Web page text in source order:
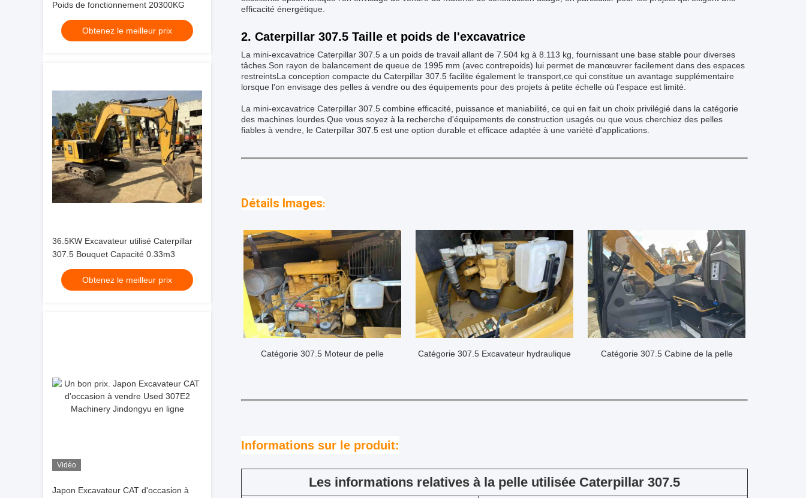
Poids de fonctionnement 20300KG
Obtenez le meilleur prix
36.5KW Excavateur utilisé Caterpillar
307.5 Bouquet Capacité 0.33m3
Obtenez le meilleur prix
Vidéo
Japon Excavateur CAT d'occasion à
efficacité énergétique.
2. Caterpillar 307.5 Taille et poids de l'excavatrice
La mini-excavatrice Caterpillar 307.5 a un poids de travail allant de 7.504 kg à 8.113 kg, fournissant une base stable pour diverses
tâches.Son rayon de balancement de queue de 1995 mm (avec contrepoids) lui permet de manœuvrer facilement dans des espaces
restreintsLa conception compacte du Caterpillar 307.5 facilite également le transport,ce qui constitue un avantage supplémentaire
lorsque l'on envisage des pelles à vendre ou des équipements pour des projets à petite échelle où l'espace est limité.
La mini-excavatrice Caterpillar 307.5 combine efficacité, puissance et maniabilité, ce qui en fait un choix privilégié dans la catégorie
des machines lourdes.Que vous soyez à la recherche d'équipements de construction usagés ou que vous cherchiez des pelles
fiables à vendre, le Caterpillar 307.5 est une option durable et efficace adaptée à une variété d'applications.
Détails Images:
Catégorie 307.5 Moteur de pelle Catégorie 307.5 Excavateur hydraulique Catégorie 307.5 Cabine de la pelle
Informations sur le produit:
Les informations relatives à la pelle utilisée Caterpillar 307.5